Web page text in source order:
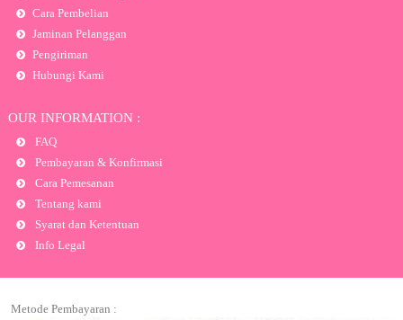
Cara Pembelian
Jaminan Pelanggan
Pengiriman
Hubungi Kami
OUR INFORMATION :
FAQ
Pembayaran & Konfirmasi
Cara Pemesanan
Tentang kami
Syarat dan Ketentuan
Info Legal
Metode Pembayaran :